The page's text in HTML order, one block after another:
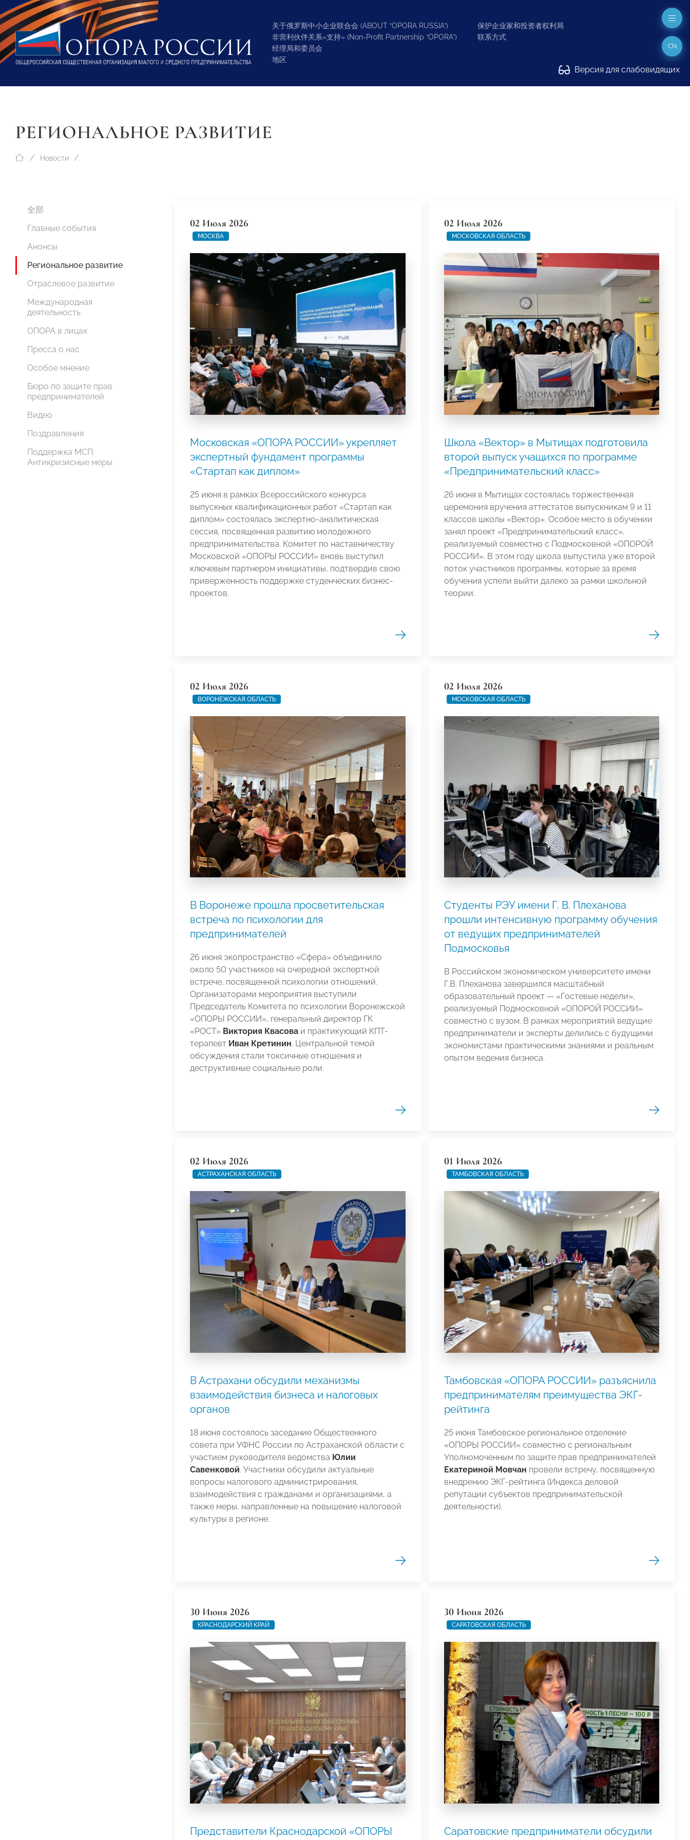
关于俄罗斯中小企业联合会 (ABOUT “OPORA RUSSIA”)
非营利伙伴关系«支持» (Non-Profit Partnership “OPORA”)
经理局和委员会
地区
保护企业家和投资者权利局
联系方式
Версия для слабовидящих
CN
РЕГИОНАЛЬНОЕ РАЗВИТИЕ
Новости
全部
Главные события
Анонсы
Региональное развитие
Отраслевое развитие
Международная
деятельность
ОПОРА в лицах
Пресса о нас
Особое мнение
Бюро по защите прав
предпринимателей
Видео
Поздравления
Поддержка МСП.
Антикризисные меры
02 Июля 2026
МОСКВА
Московская «ОПОРА РОССИИ» укрепляет
экспертный фундамент программы
«Стартап как диплом»
25 июня в рамках Всероссийского конкурса
выпускных квалификационных работ «Стартап как
диплом» состоялась экспертно-аналитическая
сессия, посвященная развитию молодежного
предпринимательства. Комитет по наставничеству
Московской «ОПОРЫ РОССИИ» вновь выступил
ключевым партнером инициативы, подтвердив свою
приверженность поддержке студенческих бизнес-
проектов.
02 Июля 2026
МОСКОВСКАЯ ОБЛАСТЬ
Школа «Вектор» в Мытищах подготовила
второй выпуск учащихся по программе
«Предпринимательский класс»
26 июня в Мытищах состоялась торжественная
церемония вручения аттестатов выпускникам 9 и 11
классов школы «Вектор». Особое место в обучении
занял проект «Предпринимательский класс»,
реализуемый совместно с Подмосковной «ОПОРОЙ
РОССИИ». В этом году школа выпустила уже второй
поток участников программы, которые за время
обучения успели выйти далеко за рамки школьной
теории.
02 Июля 2026
ВОРОНЕЖСКАЯ ОБЛАСТЬ
В Воронеже прошла просветительская
встреча по психологии для
предпринимателей
26 июня экопространство «Сфера» объединило
около 50 участников на очередной экспертной
встрече, посвященной психологии отношений.
Организаторами мероприятия выступили
Председатель Комитета по психологии Воронежской
«ОПОРЫ РОССИИ», генеральный директор ГК
«РОСТ» Виктория Квасова и практикующий КПТ-
терапевт Иван Кретинин. Центральной темой
обсуждения стали токсичные отношения и
деструктивные социальные роли.
02 Июля 2026
МОСКОВСКАЯ ОБЛАСТЬ
Студенты РЭУ имени Г. В. Плеханова
прошли интенсивную программу обучения
от ведущих предпринимателей
Подмосковья
В Российском экономическом университете имени
Г.В. Плеханова завершился масштабный
образовательный проект — «Гостевые недели»,
реализуемый Подмосковной «ОПОРОЙ РОССИИ»
совместно с вузом. В рамках мероприятий ведущие
предприниматели и эксперты делились с будущими
экономистами практическими знаниями и реальным
опытом ведения бизнеса.
02 Июля 2026
АСТРАХАНСКАЯ ОБЛАСТЬ
В Астрахани обсудили механизмы
взаимодействия бизнеса и налоговых
органов
18 июня состоялось заседание Общественного
совета при УФНС России по Астраханской области с
участием руководителя ведомства Юлии
Савенковой. Участники обсудили актуальные
вопросы налогового администрирования,
взаимодействия с гражданами и организациями, а
также меры, направленные на повышение налоговой
культуры в регионе.
01 Июля 2026
ТАМБОВСКАЯ ОБЛАСТЬ
Тамбовская «ОПОРА РОССИИ» разъяснила
предпринимателям преимущества ЭКГ-
рейтинга
25 июня Тамбовское региональное отделение
«ОПОРЫ РОССИИ» совместно с региональным
Уполномоченным по защите прав предпринимателей
Екатериной Мовчан провели встречу, посвященную
внедрению ЭКГ-рейтинга (Индекса деловой
репутации субъектов предпринимательской
деятельности).
30 Июня 2026
КРАСНОДАРСКИЙ КРАЙ
Представители Краснодарской «ОПОРЫ
30 Июня 2026
САРАТОВСКАЯ ОБЛАСТЬ
Саратовские предприниматели обсудили